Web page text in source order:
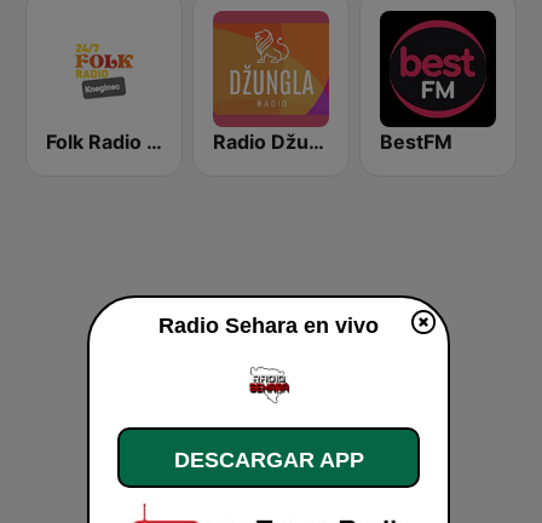
Folk Radio Kneginec Radio Džungla BestFM
Radio Sehara en vivo
DESCARGAR APP